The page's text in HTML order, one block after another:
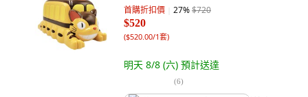
首購折扣價 27%$720
$520
($520.00/1套)
明天 8/8 (六) 預計送達
(6)